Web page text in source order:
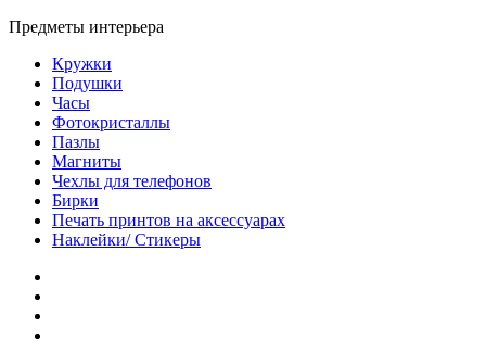
Предметы интерьера
Кружки
Подушки
Часы
Фотокристаллы
Пазлы
Магниты
Чехлы для телефонов
Бирки
Печать принтов на аксессуарах
Наклейки/ Стикеры